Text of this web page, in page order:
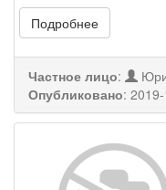
Подробнее
Частное лицо:
Опубликовано: